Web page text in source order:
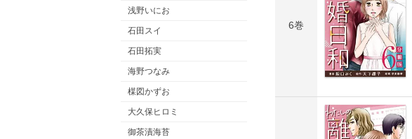
浅野いにお
石田スイ
石田拓実
海野つなみ
楳図かずお
大久保ヒロミ
御茶漬海苔
6巻